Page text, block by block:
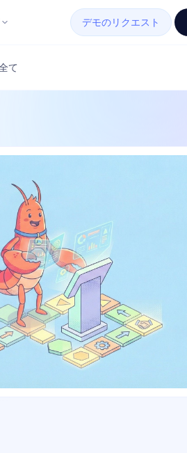
デモのリクエスト
て